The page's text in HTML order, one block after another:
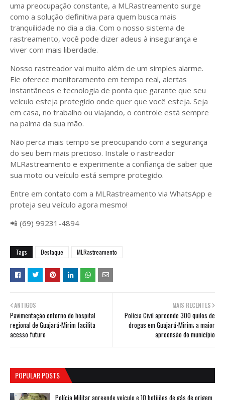
uma preocupação constante, a MLRastreamento surge
como a solução definitiva para quem busca mais
tranquilidade no dia a dia. Com o nosso sistema de
rastreamento, você pode dizer adeus à insegurança e
viver com mais liberdade.
Nosso rastreador vai muito além de um simples alarme.
Ele oferece monitoramento em tempo real, alertas
instantâneos e tecnologia de ponta que garante que seu
veículo esteja protegido onde quer que você esteja. Seja
em casa, no trabalho ou viajando, o controle está sempre
na palma da sua mão.
Não perca mais tempo se preocupando com a segurança
do seu bem mais precioso. Instale o rastreador
MLRastreamento e experimente a confiança de saber que
sua moto ou veículo está sempre protegido.
Entre em contato com a MLRastreamento via WhatsApp e
proteja seu veículo agora mesmo!
📲 (69) 99231-4894
Tags Destaque MLRastreamento
MAIS RECENTES
Polícia Civil apreende 300 quilos de
drogas em Guajará-Mirim; a maior
apreensão do município
ANTIGOS
Pavimentação entorno do hospital
regional de Guajará-Mirim facilita
acesso futuro
POPULAR POSTS
Polícia Militar apreende veículo e 10 botijões de gás de origem